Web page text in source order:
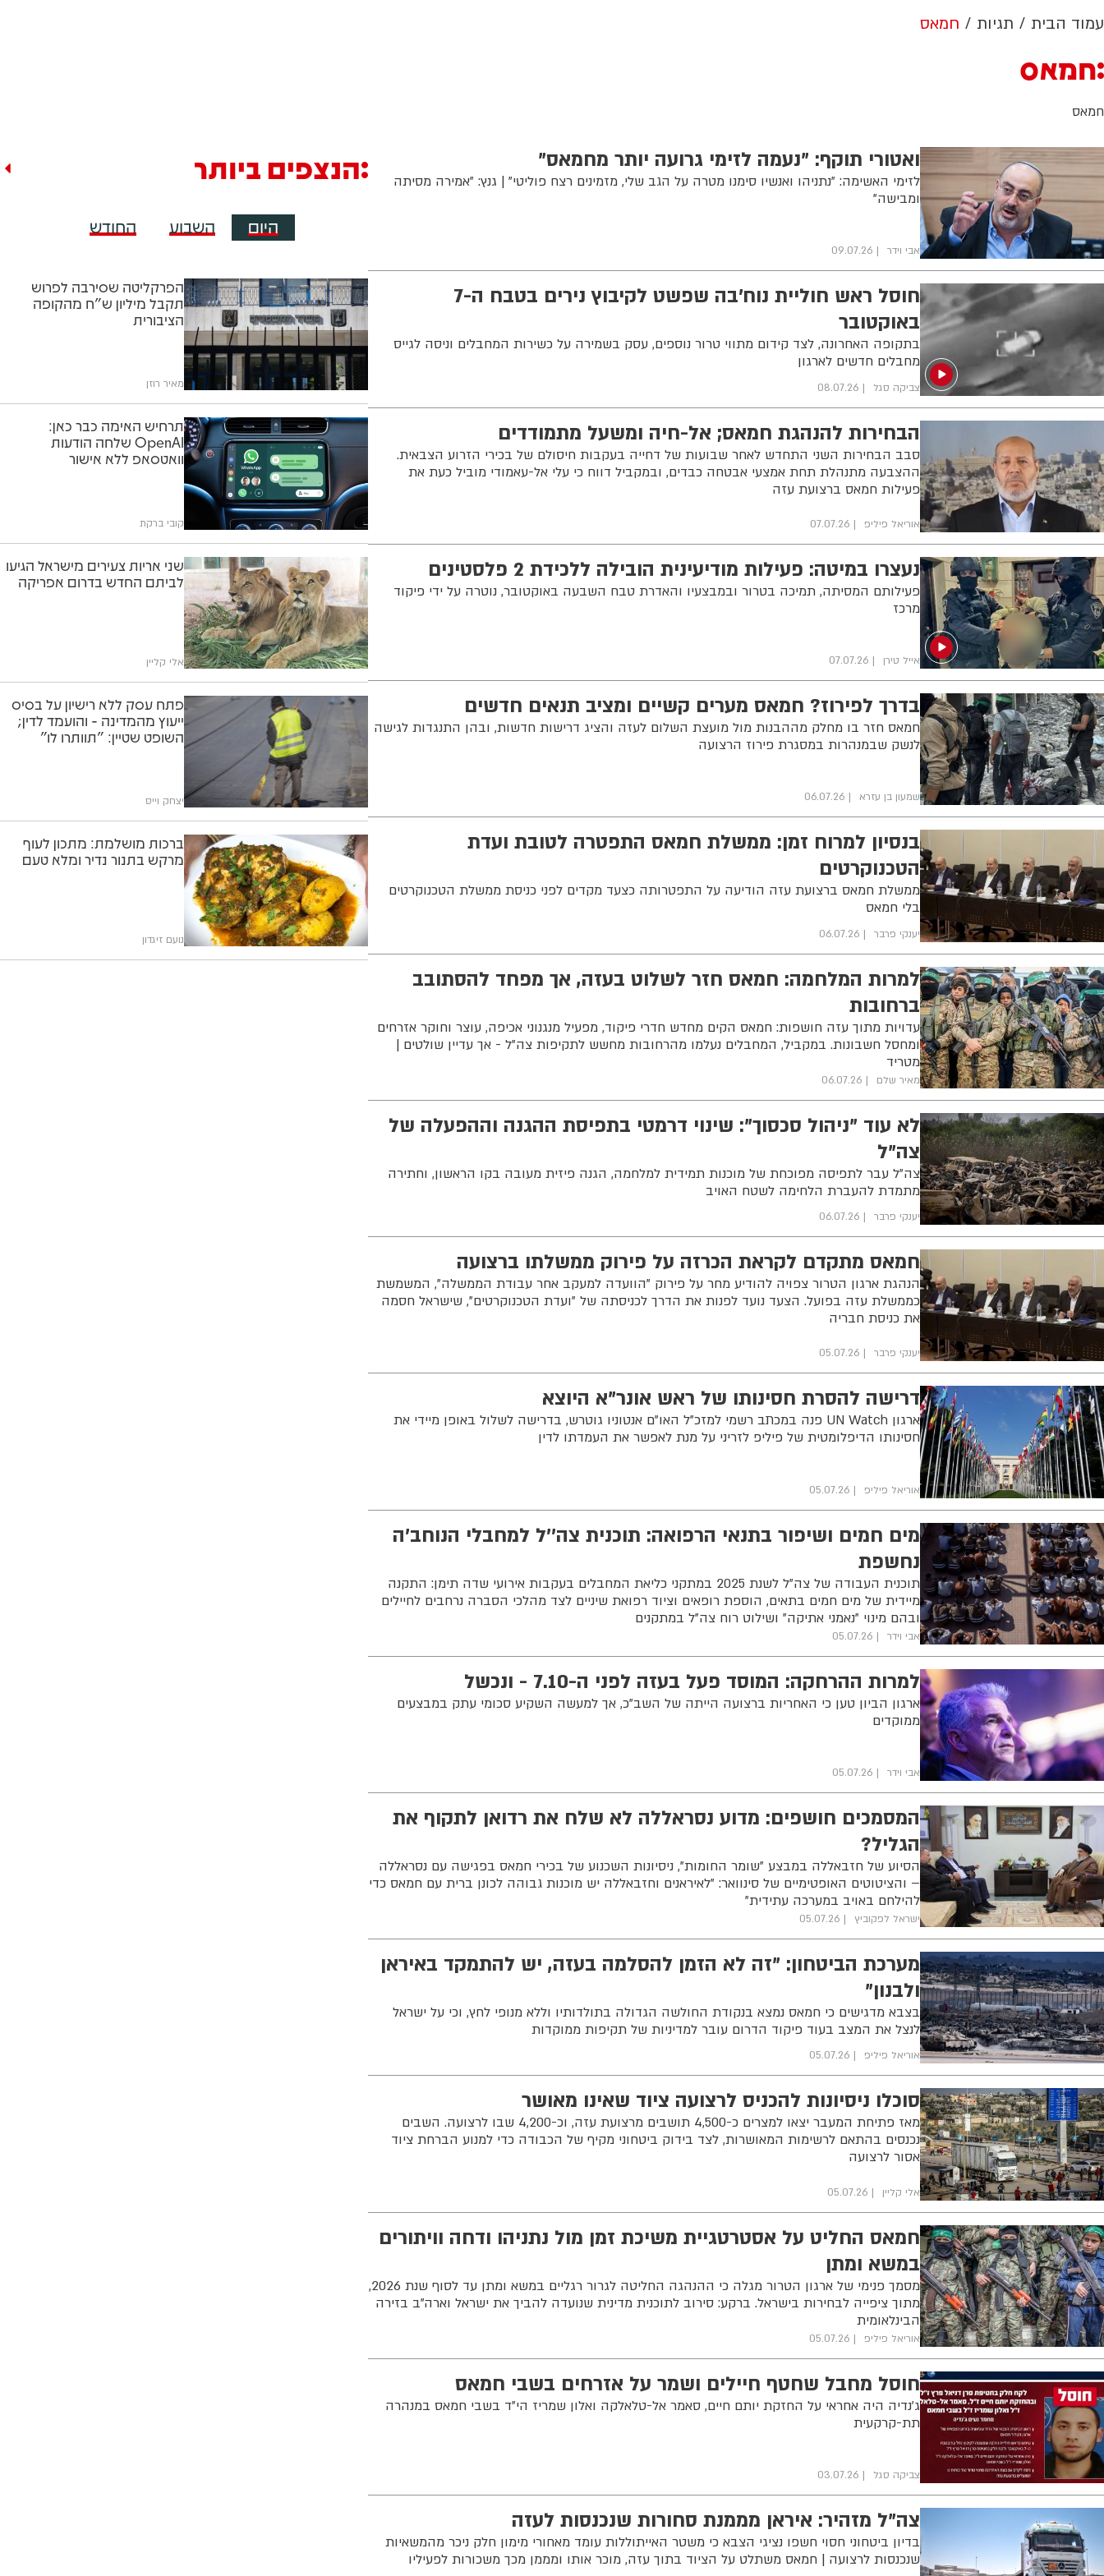
עמוד הבית תגיות חמאס
חמאס
חמאס
ואטורי תוקף: "נעמה לזימי גרועה יותר מחמאס"
לזימי האשימה: "נתניהו ואנשיו סימנו מטרה על הגב שלי, מזמינים רצח פוליטי" | גנץ: "אמירה מסיתה
ומבישה"
אבי וידר 09.07.26
חוסל ראש חוליית נוח'בה שפשט לקיבוץ נירים בטבח ה-7
באוקטובר
בתקופה האחרונה, לצד קידום מתווי טרור נוספים, עסק בשמירה על כשירות המחבלים וניסה לגייס
מחבלים חדשים לארגון
צביקה סגל 08.07.26
הבחירות להנהגת חמאס; אל-חיה ומשעל מתמודדים
סבב הבחירות השני התחדש לאחר שבועות של דחייה בעקבות חיסולם של בכירי הזרוע הצבאית.
ההצבעה מתנהלת תחת אמצעי אבטחה כבדים, ובמקביל דווח כי עלי אל-עאמודי מוביל כעת את
פעילות חמאס ברצועת עזה
אוריאל פיליפ 07.07.26
נעצרו במיטה: פעילות מודיעינית הובילה ללכידת 2 פלסטינים
פעילותם המסיתה, תמיכה בטרור ובמבצעיו והאדרת טבח השבעה באוקטובר, נוטרה על ידי פיקוד
מרכז
אייל טירן 07.07.26
בדרך לפירוז? חמאס מערים קשיים ומציב תנאים חדשים
חמאס חזר בו מחלק מההבנות מול מועצת השלום לעזה והציג דרישות חדשות, ובהן התנגדות לגישה
לנשק שבמנהרות במסגרת פירוז הרצועה
שמעון בן עזרא 06.07.26
בנסיון למרוח זמן: ממשלת חמאס התפטרה לטובת ועדת
הטכנוקרטים
ממשלת חמאס ברצועת עזה הודיעה על התפטרותה כצעד מקדים לפני כניסת ממשלת הטכנוקרטים
בלי חמאס
יענקי פרבר 06.07.26
למרות המלחמה: חמאס חזר לשלוט בעזה, אך מפחד להסתובב
ברחובות
עדויות מתוך עזה חושפות: חמאס הקים מחדש חדרי פיקוד, מפעיל מנגנוני אכיפה, עוצר וחוקר אזרחים
ומחסל חשבונות. במקביל, המחבלים נעלמו מהרחובות מחשש לתקיפות צה"ל - אך עדיין שולטים |
מטריד
מאיר שלם 06.07.26
לא עוד "ניהול סכסוך": שינוי דרמטי בתפיסת ההגנה וההפעלה של
צה"ל
צה"ל עבר לתפיסה מפוכחת של מוכנות תמידית למלחמה, הגנה פיזית מעובה בקו הראשון, וחתירה
מתמדת להעברת הלחימה לשטח האויב
יענקי פרבר 06.07.26
חמאס מתקדם לקראת הכרזה על פירוק ממשלתו ברצועה
הנהגת ארגון הטרור צפויה להודיע מחר על פירוק "הוועדה למעקב אחר עבודת הממשלה", המשמשת
כממשלת עזה בפועל. הצעד נועד לפנות את הדרך לכניסתה של "ועדת הטכנוקרטים", שישראל חסמה
את כניסת חבריה
יענקי פרבר 05.07.26
דרישה להסרת חסינותו של ראש אונר"א היוצא
ארגון UN Watch פנה במכתב רשמי למזכ"ל האו"ם אנטוניו גוטרש, בדרישה לשלול באופן מיידי את
חסינותו הדיפלומטית של פיליפ לזריני על מנת לאפשר את העמדתו לדין
אוריאל פיליפ 05.07.26
מים חמים ושיפור בתנאי הרפואה: תוכנית צה''ל למחבלי הנוחב'ה
נחשפת
תוכנית העבודה של צה"ל לשנת 2025 במתקני כליאת המחבלים בעקבות אירועי שדה תימן: התקנה
מיידית של מים חמים בתאים, הוספת רופאים וציוד רפואת שיניים לצד מהלכי הסברה נרחבים לחיילים
ובהם מינוי "נאמני אתיקה" ושילוט רוח צה"ל במתקנים
אבי וידר 05.07.26
למרות ההרחקה: המוסד פעל בעזה לפני ה-7.10 - ונכשל
ארגון הביון טען כי האחריות ברצועה הייתה של השב"כ, אך למעשה השקיע סכומי עתק במבצעים
ממוקדים
אבי וידר 05.07.26
המסמכים חושפים: מדוע נסראללה לא שלח את רדואן לתקוף את
הגליל?
הסיוע של חזבאללה במבצע "שומר החומות", ניסיונות השכנוע של בכירי חמאס בפגישה עם נסראללה
– והציטוטים האופטימיים של סינוואר: "לאיראנים וחזבאללה יש מוכנות גבוהה לכונן ברית עם חמאס כדי
להילחם באויב במערכה עתידית"
ישראל לפקוביץ 05.07.26
מערכת הביטחון: "זה לא הזמן להסלמה בעזה, יש להתמקד באיראן
ולבנון"
בצבא מדגישים כי חמאס נמצא בנקודת החולשה הגדולה בתולדותיו וללא מנופי לחץ, וכי על ישראל
לנצל את המצב בעוד פיקוד הדרום עובר למדיניות של תקיפות ממוקדות
אוריאל פיליפ 05.07.26
סוכלו ניסיונות להכניס לרצועה ציוד שאינו מאושר
מאז פתיחת המעבר יצאו למצרים כ-4,500 תושבים מרצועת עזה, וכ-4,200 שבו לרצועה. השבים
נכנסים בהתאם לרשימות המאושרות, לצד בידוק ביטחוני מקיף של הכבודה כדי למנוע הברחת ציוד
אסור לרצועה
אלי קליין 05.07.26
חמאס החליט על אסטרטגיית משיכת זמן מול נתניהו ודחה וויתורים
במשא ומתן
מסמך פנימי של ארגון הטרור מגלה כי ההנהגה החליטה לגרור רגליים במשא ומתן עד לסוף שנת 2026,
מתוך ציפייה לבחירות בישראל. ברקע: סירוב לתוכנית מדינית שנועדה להביך את ישראל וארה"ב בזירה
הבינלאומית
אוריאל פיליפ 05.07.26
חוסל מחבל שחטף חיילים ושמר על אזרחים בשבי חמאס
ג'נדיה היה אחראי על החזקת יותם חיים, סאמר אל-טלאלקה ואלון שמריז הי"ד בשבי חמאס במנהרה
תת-קרקעית
צביקה סגל 03.07.26
צה"ל מזהיר: איראן מממנת סחורות שנכנסות לעזה
בדיון ביטחוני חסוי חשפו נציגי הצבא כי משטר האייתוללות עומד מאחורי מימון חלק ניכר מהמשאיות
שנכנסות לרצועה | חמאס משתלט על הציוד בתוך עזה, מוכר אותו ומממן מכך משכורות לפעיליו
הנצפים ביותר
היום השבוע החודש
הפרקליטה שסירבה לפרוש
תקבל מיליון ש"ח מהקופה
הציבורית
מאיר רוזן
תרחיש האימה כבר כאן:
OpenAI שלחה הודעות
וואטסאפ ללא אישור
קובי ברקת
שני אריות צעירים מישראל הגיעו
לביתם החדש בדרום אפריקה
אלי קליין
פתח עסק ללא רישיון על בסיס
ייעוץ מהמדינה - והועמד לדין;
השופט שטיין: "תוותרו לו"
יצחק וייס
ברכות מושלמת: מתכון לעוף
מרקש בתנור נדיר ומלא טעם
נועם זיגדון